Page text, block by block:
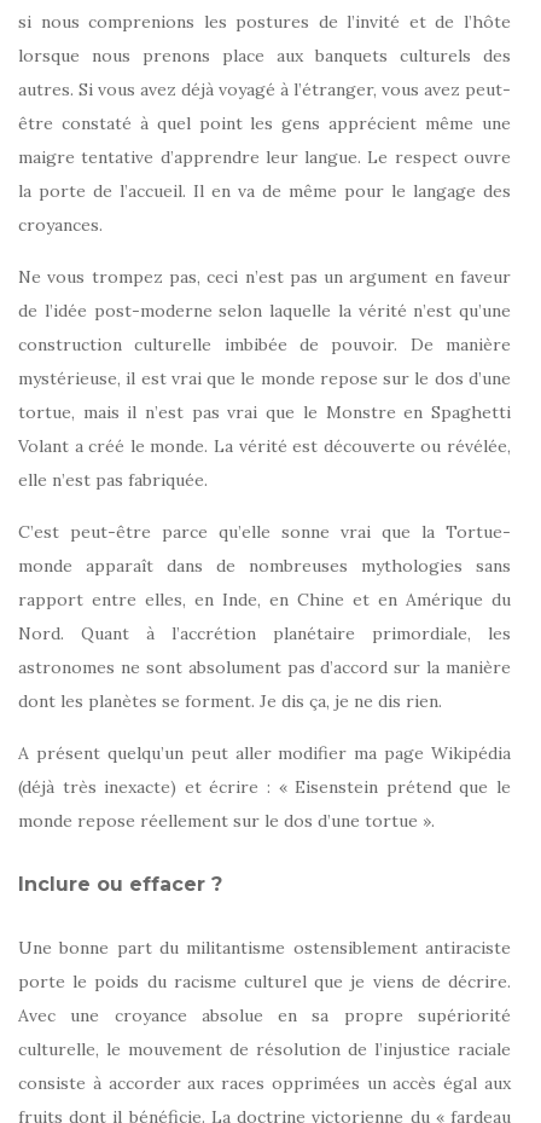
si nous comprenions les postures de l’invité et de l’hôte
lorsque nous prenons place aux banquets culturels des
autres. Si vous avez déjà voyagé à l’étranger, vous avez peut-
être constaté à quel point les gens apprécient même une
maigre tentative d’apprendre leur langue. Le respect ouvre
la porte de l’accueil. Il en va de même pour le langage des
croyances.
Ne vous trompez pas, ceci n’est pas un argument en faveur
de l’idée post-moderne selon laquelle la vérité n’est qu’une
construction culturelle imbibée de pouvoir. De manière
mystérieuse, il est vrai que le monde repose sur le dos d’une
tortue, mais il n’est pas vrai que le Monstre en Spaghetti
Volant a créé le monde. La vérité est découverte ou révélée,
elle n’est pas fabriquée.
C’est peut-être parce qu’elle sonne vrai que la Tortue-
monde apparaît dans de nombreuses mythologies sans
rapport entre elles, en Inde, en Chine et en Amérique du
Nord. Quant à l’accrétion planétaire primordiale, les
astronomes ne sont absolument pas d’accord sur la manière
dont les planètes se forment. Je dis ça, je ne dis rien.
A présent quelqu’un peut aller modifier ma page Wikipédia
(déjà très inexacte) et écrire : « Eisenstein prétend que le
monde repose réellement sur le dos d’une tortue ».
Inclure ou effacer ?
Une bonne part du militantisme ostensiblement antiraciste
porte le poids du racisme culturel que je viens de décrire.
Avec une croyance absolue en sa propre supériorité
culturelle, le mouvement de résolution de l’injustice raciale
consiste à accorder aux races opprimées un accès égal aux
fruits dont il bénéficie. La doctrine victorienne du « fardeau